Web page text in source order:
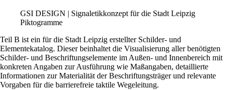
GSI DESIGN | Signaletikkonzept für die Stadt Leipzig
Piktogramme
Teil B ist ein für die Stadt Leipzig erstellter Schilder- und
Elementekatalog. Dieser beinhaltet die Visualisierung aller benötigten
Schilder- und Beschriftungselemente im Außen- und Innenbereich mit
konkreten Angaben zur Ausführung wie Maßangaben, detaillierte
Informationen zur Materialität der Beschriftungsträger und relevante
Vorgaben für die barrierefreie taktile Wegeleitung.